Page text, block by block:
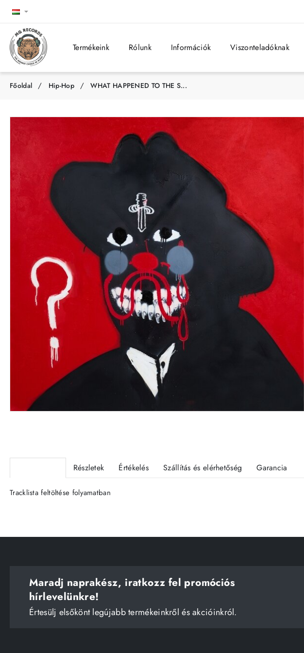
Termékeink Rólunk Információk Viszonteladóknak
Hip-Hop WHAT HAPPENED TO THE S...
Részletek Értékelés Szállítás és elérhetőség Garancia
Tracklista feltöltése folyamatban
Maradj naprakész, iratkozz fel promóciós
hírlevelünkre!
Értesülj elsőkönt legújabb termékeinkről és akcióinkról.